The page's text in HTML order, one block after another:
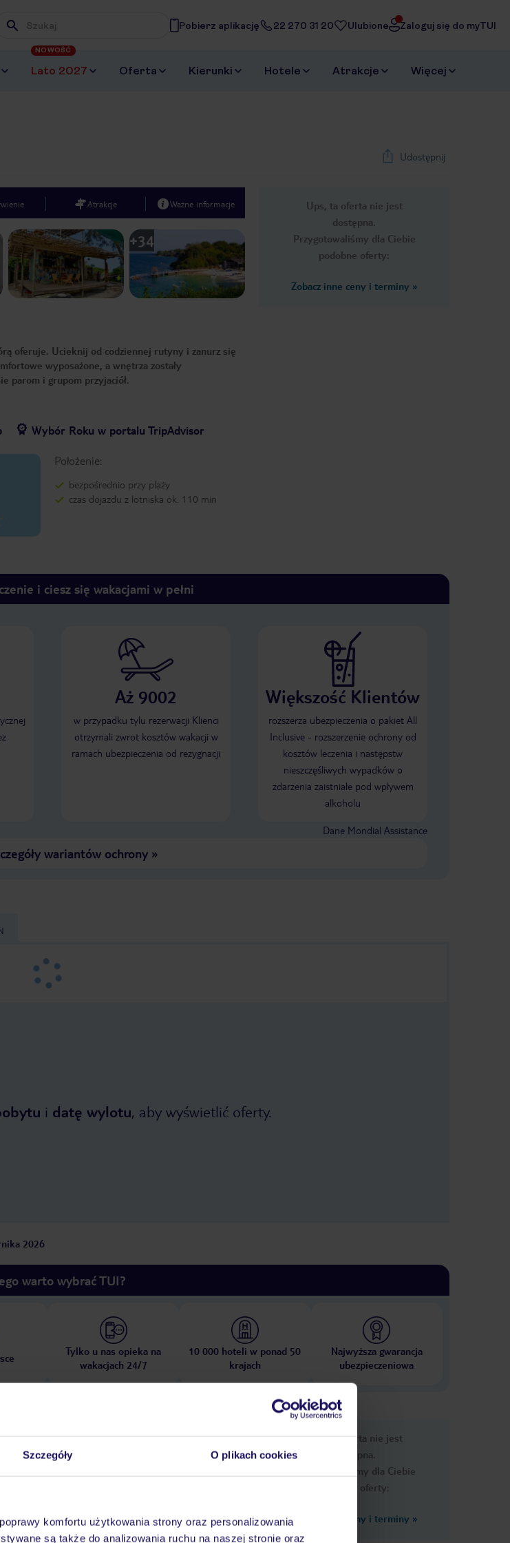
Szczegóły O plikach cookies
komfortu użytkowania strony oraz personalizowania
są także do analizowania ruchu na naszej stronie oraz
Wpisz frazę, której szukasz
Pobierz aplikację 22 270 31 20 Ulubione Zaloguj się do myTUI
Lato 2027
NOWOŚĆ
Oferta Kierunki Hotele Atrakcje Więcej
Udostępnij
Ups, ta oferta nie jest
dostępna.
Przygotowaliśmy dla Ciebie
podobne oferty:
Zobacz inne ceny i terminy »
Atrakcje Ważne informacje
1 /40
+34
oferuje. Ucieknij od codziennej rutyny i zanurz się
wyposażone, a wnętrza zostały
parom i grupom przyjaciół.
Wybór Roku w portalu TripAdvisor
Położenie:
bezpośrednio przy plaży
czas dojazdu z lotniska ok. 110 min
i ciesz się wakacjami w pełni
Aż 9002
w przypadku tylu rezerwacji Klienci
otrzymali zwrot kosztów wakacji w
ramach ubezpieczenia od rezygnacji
Większość Klientów
rozszerza ubezpieczenia o pakiet All
Inclusive - rozszerzenie ochrony od
kosztów leczenia i następstw
nieszczęśliwych wypadków o
zdarzenia zaistniałe pod wpływem
alkoholu
Dane Mondial Assistance
wariantów ochrony»
i datę wylotu, aby wyświetlić oferty.
2026
warto wybrać TUI?
Tylko u nas opieka na
wakacjach 24/7
10 000 hoteli w ponad 50
krajach
Najwyższa gwarancja
ubezpieczeniowa
Atrakcje Ważne informacje
Ups, ta oferta nie jest
dostępna.
Przygotowaliśmy dla Ciebie
podobne oferty:
Zobacz inne ceny i terminy »